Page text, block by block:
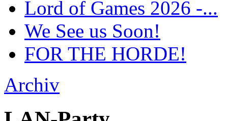
Lord of Games 2026 -...
We See us Soon!
FOR THE HORDE!
Archiv